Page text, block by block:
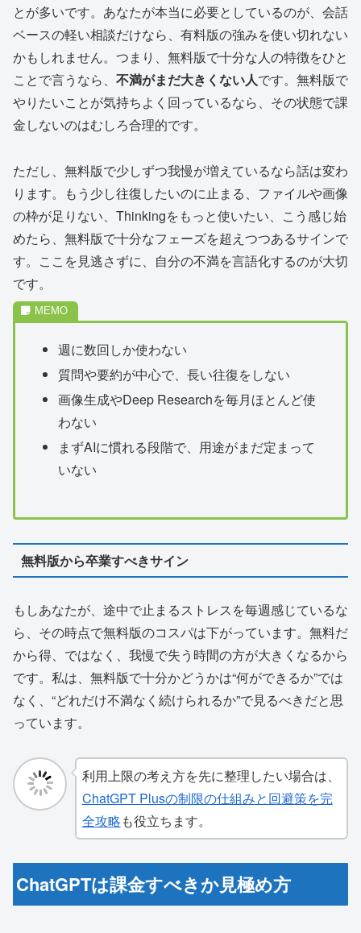
とが多いです。あなたが本当に必要としているのが、会話
ベースの軽い相談だけなら、有料版の強みを使い切れない
かもしれません。つまり、無料版で十分な人の特徴をひと
ことで言うなら、 不満がまだ大きくない人です。無料版で
やりたいことが気持ちよく回っているなら、その状態で課
金しないのはむしろ合理的です。
ただし、無料版で少しずつ我慢が増えているなら話は変わ
ります。もう少し往復したいのに止まる、ファイルや画像
の枠が足りない、Thinkingをもっと使いたい、こう感じ始
めたら、無料版で十分なフェーズを超えつつあるサインで
す。ここを見逃さずに、自分の不満を言語化するのが大切
です。
週に数回しか使わない
質問や要約が中心で、長い往復をしない
画像生成やDeep Researchを毎月ほとんど使
わない
まずAIに慣れる段階で、用途がまだ定まって
いない
無料版から卒業すべきサイン
もしあなたが、途中で止まるストレスを毎週感じているな
ら、その時点で無料版のコスパは下がっています。無料だ
から得、ではなく、我慢で失う時間の方が大きくなるから
です。私は、無料版で十分かどうかは“何ができるか”では
なく、“どれだけ不満なく続けられるか”で見るべきだと思
っています。
利用上限の考え方を先に整理したい場合は、
ChatGPT Plusの制限の仕組みと回避策を完
全攻略も役立ちます。
ChatGPTは課金すべきか見極め方